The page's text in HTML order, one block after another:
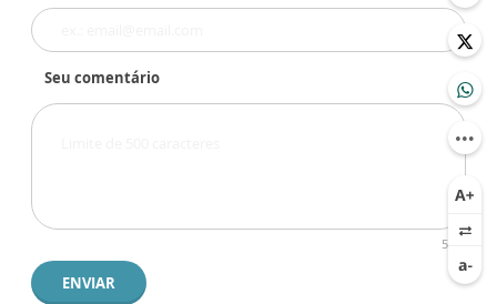
Seu comentário
500
ENVIAR